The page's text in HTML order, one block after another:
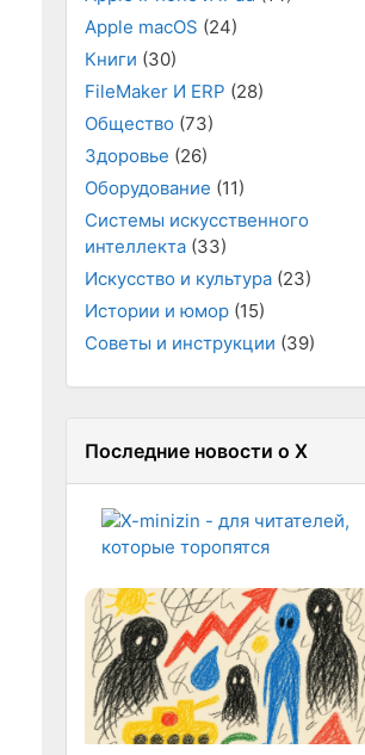
Apple macOS (24)
Книги (30)
FileMaker И ERP (28)
Общество (73)
Здоровье (26)
Оборудование (11)
Системы искусственного
интеллекта (33)
Искусство и культура (23)
Истории и юмор (15)
Советы и инструкции (39)
Последние новости о X